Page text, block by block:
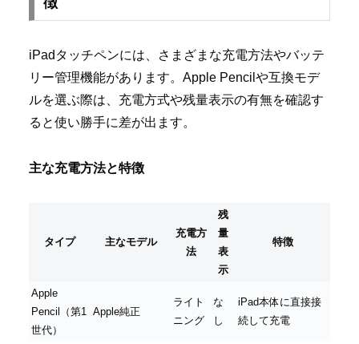
iPadタッチペンには、さまざまな充電方法やバッテ
リー管理機能があります。Apple Pencilや互換モデ
ルを選ぶ際は、充電方式や残量表示の有無を確認す
ると使い勝手に差が出ます。
主な充電方法と特徴
タイプ 主なモデル
充電方
法
残
量
表
示
特徴
Apple
Pencil（第1
世代）
Apple純正
ライト
ニング
な
し
iPad本体に直接接
続して充電